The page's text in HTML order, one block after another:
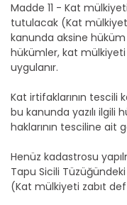
Madde 11 - Kat
tutulacak (Kat
kanunda aksine
hükümler, kat
uygulanır.
Kat irtifaklarının tescili
bu kanunda yazılı ilgili
haklarının tesciline ait
Henüz kadastrosu
Tapu Sicili
(Kat mülkiyeti zabıt